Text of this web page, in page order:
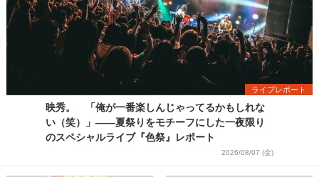
ライブレポート
映秀。 「俺が一番楽しんじゃってるかもしれな
い（笑）」――夏祭りをモチーフにした一夜限り
のスペシャルライブ『色祭』レポート
2026/08/07 (金)